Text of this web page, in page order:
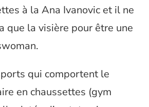
à la Ana Ivanovic et il ne
que la visière pour être une
qui comportent le
en chaussettes (gym